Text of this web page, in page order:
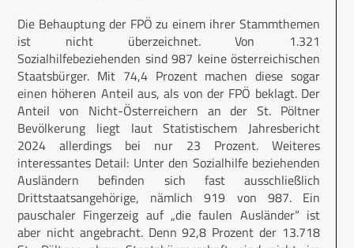
Die Behauptung der FPÖ zu einem ihrer Stammthemen
ist nicht überzeichnet. Von 1.321
Sozialhilfebeziehenden sind 987 keine österreichischen
Staatsbürger. Mit 74,4 Prozent machen diese sogar
einen höheren Anteil aus, als von der FPÖ beklagt. Der
Anteil von Nicht-Österreichern an der St. Pöltner
Bevölkerung liegt laut Statistischem Jahresbericht
2024 allerdings bei nur 23 Prozent. Weiteres
interessantes Detail: Unter den Sozialhilfe beziehenden
Ausländern befinden sich fast ausschließlich
Drittstaatsangehörige, nämlich 919 von 987. Ein
pauschaler Fingerzeig auf „die faulen Ausländer“ ist
aber nicht angebracht. Denn 92,8 Prozent der 13.718